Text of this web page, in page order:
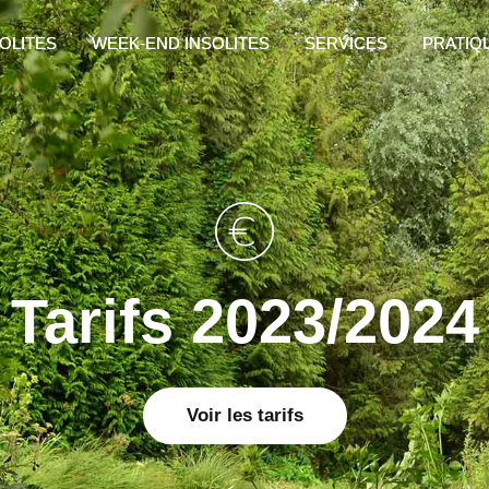
WEEK-END INSOLITES SERVICES
WEEK-END INSOLITES SERVICES
Tarifs 2023/2024
Voir les tarifs